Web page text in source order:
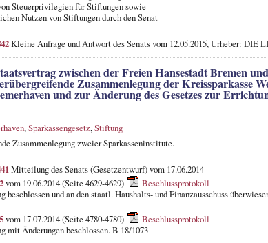
Steuerprivilegien für Stiftungen sowie
Nutzen von Stiftungen durch den Senat
Kleine Anfrage und Antwort des Senats vom 12.05.2015, Urheber: DIE
zwischen der Freien Hansestadt Bremen
Zusammenlegung der Kreissparkasse
und zur Änderung des Gesetzes zur
,Sparkassengesetz,Stiftung
Zusammenlegung zweier Sparkasseninstitute.
Mitteilung des Senats (Gesetzentwurf) vom 17.06.2014
vom 19.06.2014 (Seite 4629-4629)
Beschlussprotokoll
beschlossen und an den staatl. Haushalts- und Finanzausschuss
vom 17.07.2014 (Seite 4780-4780)
Beschlussprotokoll
mit Änderungen beschlossen. B 18/1073